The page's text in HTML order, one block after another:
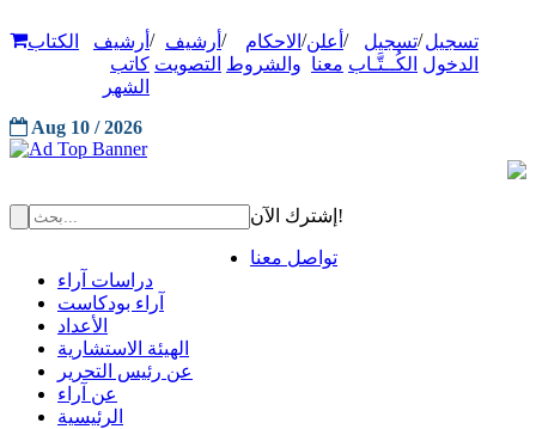
تسجيل
الدخول
/تسجيل
الكُــتَّـاب
/ أعلن
معنا
/ الاحكام
والشروط
/ أرشيف
التصويت
/ أرشيف
كاتب
الشهر
الكتاب
Aug 10 / 2026
إشترك الآن!
تواصل معنا
دراسات آراء
آراء بودكاست
الأعداد
الهيئة الاستشارية
عن رئيس التحرير
عن آراء
الرئيسية